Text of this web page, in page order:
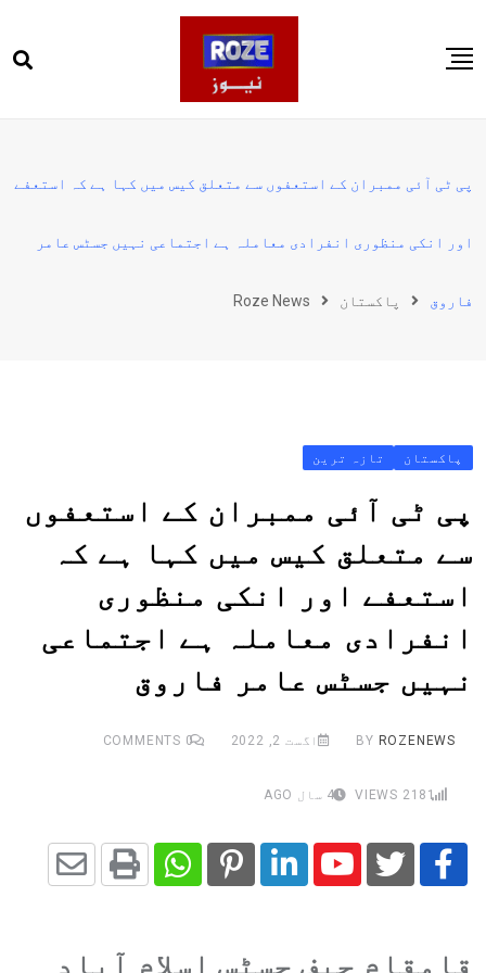
to
پاکستان
کھیل
ویڈیوز
پی ٹی آئی ممبران کے استعفوں سے متعلق کیس میں کہا ہے کہ استعفے
اور انکی منظوری انفرادی معاملہ ہے اجتماعی نہیں جسٹس عامر
فاروق پاکستان Roze News
پاکستان تازہ ترین
پی ٹی آئی ممبران کے استعفوں
سے متعلق کیس میں کہا ہے کہ
استعفے اور انکی منظوری
انفرادی معاملہ ہے اجتماعی
نہیں جسٹس عامر فاروق
BY ROZENEWS اگست 2, 2022 0
2181 4 سال AGO
Youtube
LinkedIn
Pinterest
Whatsapp
Print
قامقام چیف جسٹس اسلام آباد